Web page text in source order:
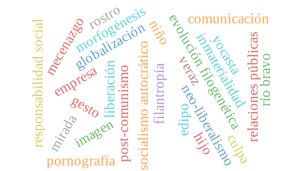
socialismo autocrático
post-comunismo neo-liberalismo
globalización evolución filogenética
morfogénesis
inmaterialidad
liberación
comunicación
relaciones públicas
empresa
mecenazgo
filantropía
responsabilidad social imagen
gesto
rostro
mirada edipo
yocasta
hijo culpa
veraz río bravo
pornografía
niño